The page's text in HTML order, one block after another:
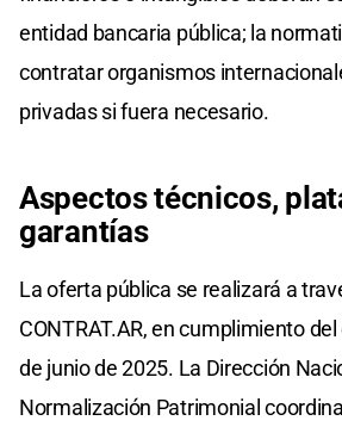
entidad bancaria pública; la
contratar organismos
privadas si fuera necesario.
Aspectos técnicos,
garantías
La oferta pública se realizará a
CONTRAT.AR, en cumplimiento
de junio de 2025. La Dirección
Normalización Patrimonial